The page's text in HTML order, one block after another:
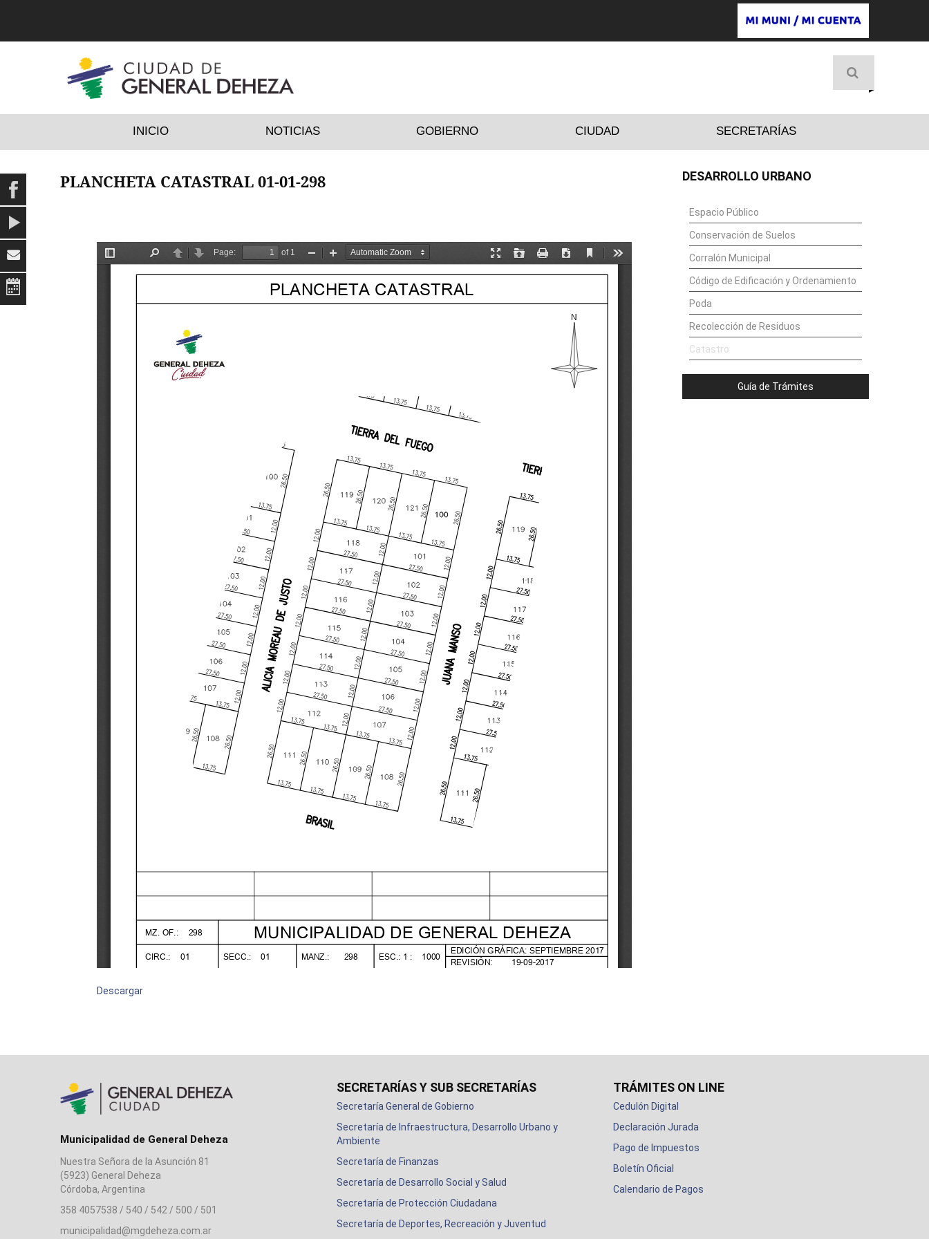
INICIO NOTICIAS GOBIERNO CIUDAD SECRETARÍAS
PLANCHETA CATASTRAL 01-01-298
Descargar
DESARROLLO URBANO
Espacio Público
Conservación de Suelos
Corralón Municipal
Código de Edificación y Ordenamiento
Poda
Recolección de Residuos
Catastro
Guía de Trámites
Municipalidad de General Deheza
Nuestra Señora de la Asunción 81
(5923) General Deheza
Córdoba, Argentina
358 4057538 / 540 / 542 / 500 / 501
municipalidad@mgdeheza.com.ar
SECRETARÍAS Y SUB SECRETARÍAS
Secretaría General de Gobierno
Secretaría de Infraestructura, Desarrollo Urbano y
Ambiente
Secretaría de Finanzas
Secretaría de Desarrollo Social y Salud
Secretaría de Protección Ciudadana
Secretaría de Deportes, Recreación y Juventud
TRÁMITES ON LINE
Cedulón Digital
Declaración Jurada
Pago de Impuestos
Boletín Oficial
Calendario de Pagos